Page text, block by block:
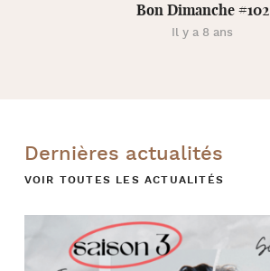
Bon Dimanche #102
Il y a 8 ans
Dernières actualités
VOIR TOUTES LES ACTUALITÉS